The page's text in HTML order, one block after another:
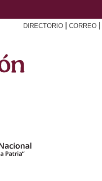
DIRECTORIO CORREO